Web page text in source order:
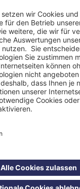
GmbH 2026